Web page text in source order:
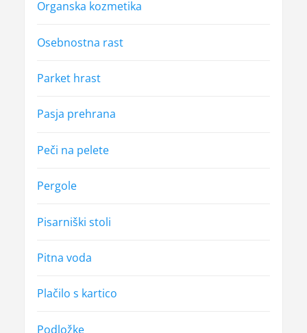
Organska kozmetika
Osebnostna rast
Parket hrast
Pasja prehrana
Peči na pelete
Pergole
Pisarniški stoli
Pitna voda
Plačilo s kartico
Podložke